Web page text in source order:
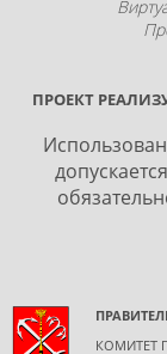
ПРОЕКТ
КОМИТЕТ